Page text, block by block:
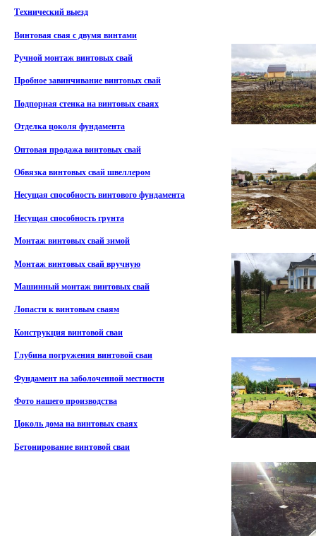
Технический выезд
Винтовая свая с двумя винтами
Ручной монтаж винтовых свай
Пробное завинчивание винтовых свай
Подпорная стенка на винтовых сваях
Отделка цоколя фундамента
Оптовая продажа винтовых свай
Обвязка винтовых свай швеллером
Несущая способность винтового фундамента
Несущая способность грунта
Монтаж винтовых свай зимой
Монтаж винтовых свай вручную
Машинный монтаж винтовых свай
Лопасти к винтовым сваям
Конструкция винтовой сваи
Глубина погружения винтовой сваи
Фундамент на заболоченной местности
Фото нашего производства
Цоколь дома на винтовых сваях
Бетонирование винтовой сваи